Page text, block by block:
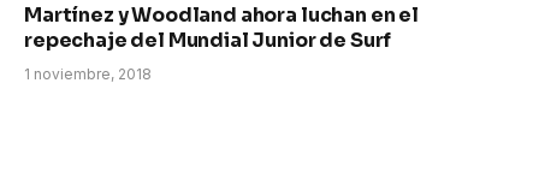
Martínez y Woodland ahora luchan en el
repechaje del Mundial Junior de Surf
1 noviembre, 2018